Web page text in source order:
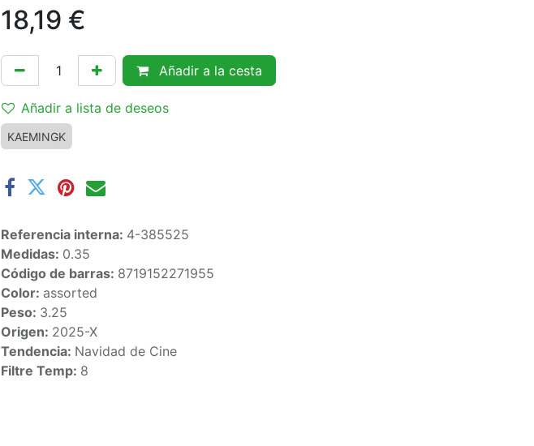
18,19 €
Añadir a la cesta
Añadir a lista de deseos
KAEMINGK
Referencia interna: 4-385525
Medidas: 0.35
Código de barras: 8719152271955
Color: assorted
Peso: 3.25
Origen: 2025-X
Tendencia: Navidad de Cine
Filtre Temp: 8